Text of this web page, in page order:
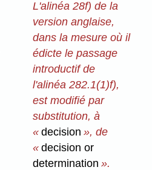
L'alinéa 28f) de la
version anglaise,
dans la mesure où il
édicte le passage
introductif de
l'alinéa 282.1(1)f),
est modifié par
substitution, à
«decision », de
«decision or
determination ».